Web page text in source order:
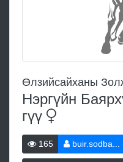
Өлзийсайханы
Нэргүйн
гүү
165 buir.sodba...